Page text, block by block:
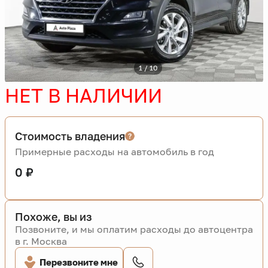
1 / 10
НЕТ В НАЛИЧИИ
Стоимость владения
Примерные расходы на автомобиль в год
0 ₽
Похоже, вы из
Позвоните, и мы оплатим расходы до автоцентра
в г. Москва
Перезвоните мне